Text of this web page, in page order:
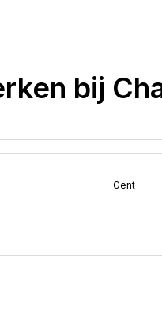
bij
Gent